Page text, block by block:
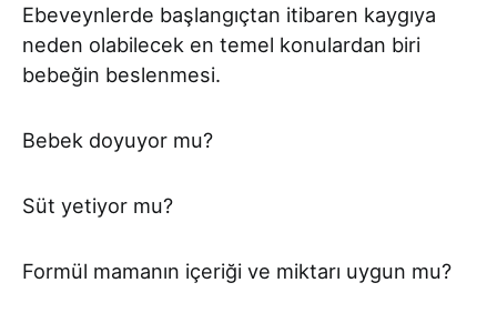
Ebeveynlerde başlangıçtan itibaren kaygıya
neden olabilecek en temel konulardan biri
bebeğin beslenmesi.
Bebek doyuyor mu?
Süt yetiyor mu?
Formül mamanın içeriği ve miktarı uygun mu?